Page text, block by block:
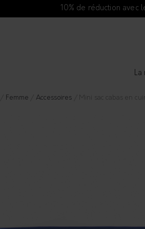
10% de réduction
Femme Accessoires / Mini sac cabas en cuir